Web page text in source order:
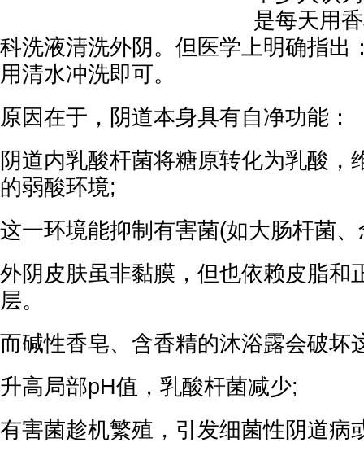
是每天用
科洗液清洗外阴。但医学上明确指出
用清水冲洗即可。
原因在于，阴道本身具有自净功能：
阴道内乳酸杆菌将糖原转化为乳酸，
的弱酸环境;
这一环境能抑制有害菌(如大肠杆菌
外阴皮肤虽非黏膜，但也依赖皮脂和
层。
而碱性香皂、含香精的沐浴露会破坏
升高局部pH值，乳酸杆菌减少;
有害菌趁机繁殖，引发细菌性阴道病